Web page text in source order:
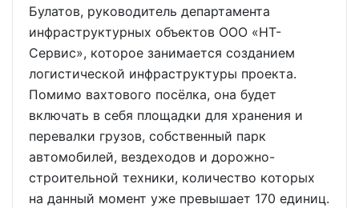
Булатов, руководитель департамента
инфраструктурных объектов ООО «НТ-
Сервис», которое занимается созданием
логистической инфраструктуры проекта.
Помимо вахтового посёлка, она будет
включать в себя площадки для хранения и
перевалки грузов, собственный парк
автомобилей, вездеходов и дорожно-
строительной техники, количество которых
на данный момент уже превышает 170 единиц.